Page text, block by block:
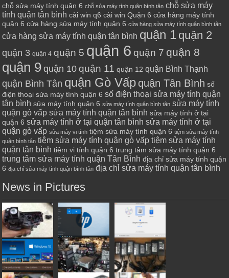
chỗ sửa máy tính quận 6 chỗ sửa máy tính quận bình tân chỗ sửa máy
tính quận tân bình cài win q6 cài win Quận 6 cửa hàng máy tính
quận 6 cửa hàng sửa máy tính quận 6 cửa hàng sửa máy tính quận bình tân
cửa hàng sửa máy tính quận tân bình quận 1 quận 2
quận 3 quận 4 quận 5 quận 6 quận 7 quận 8
quận 9 quận 10 quận 11 quận 12 quận Bình Thạnh
quận Bình Tân quận Gò Vấp quận Tân Bình số
điện thoại sửa máy tính quận 6 số điện thoại sửa máy tính quận
tân bình sửa máy tính quận 6 sửa máy tính quận bình tân sửa máy tính
quận gò vấp sửa máy tính quận tân bình sửa máy tính ở tại
quận 6 sửa máy tính ở tại quận tân bình sửa máy tính ở tại
quận gò vấp sửa máy vi tính tiệm sửa máy tính quận 6 tiệm sửa máy tính
quận bình tân tiệm sửa máy tính quận gò vấp tiệm sửa máy tính
quận tân bình tiệm vi tính quận 6 trung tâm sửa máy tính quận 6
trung tâm sửa máy tính quận Tân Bình địa chỉ sửa máy tính quận
6 địa chỉ sửa máy tính quận bình tân địa chỉ sửa máy tính quận tân bình
News in Pictures